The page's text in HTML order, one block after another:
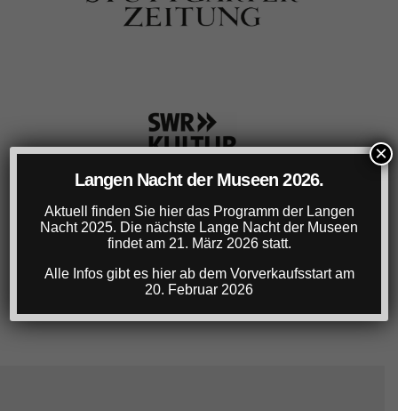
Langen Nacht der Museen 2026.
Aktuell finden Sie hier das Programm der Langen
Nacht 2025. Die nächste Lange Nacht der Museen
findet am 21. März 2026 statt.
Alle Infos gibt es hier ab dem Vorverkaufsstart am
20. Februar 2026
×